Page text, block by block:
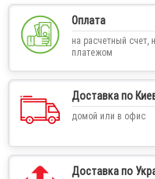
Оплата
на расчетный
платежом
Доставка по
домой или в офис
Доставка по